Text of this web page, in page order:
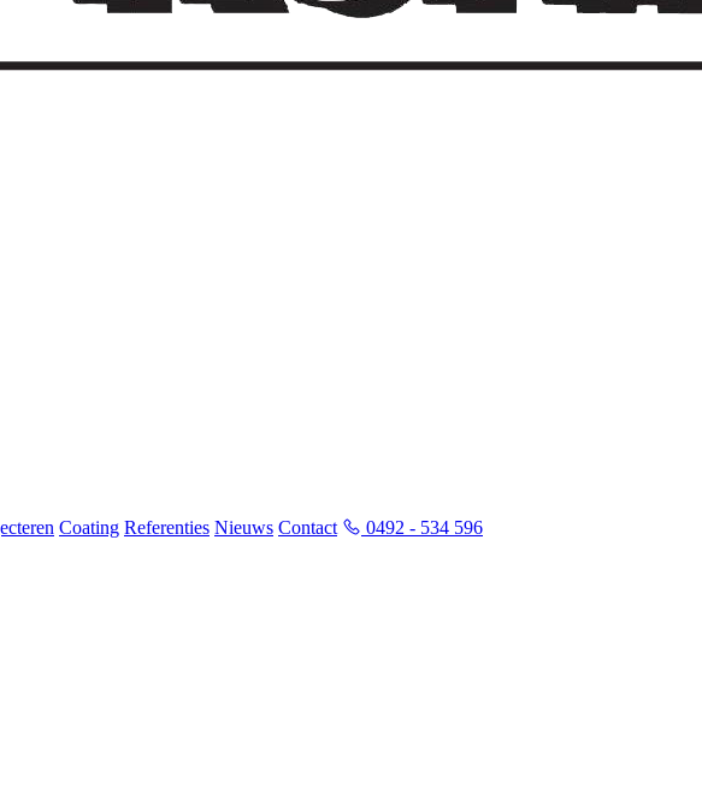
Coating Referenties Nieuws Contact 0492 - 534 596